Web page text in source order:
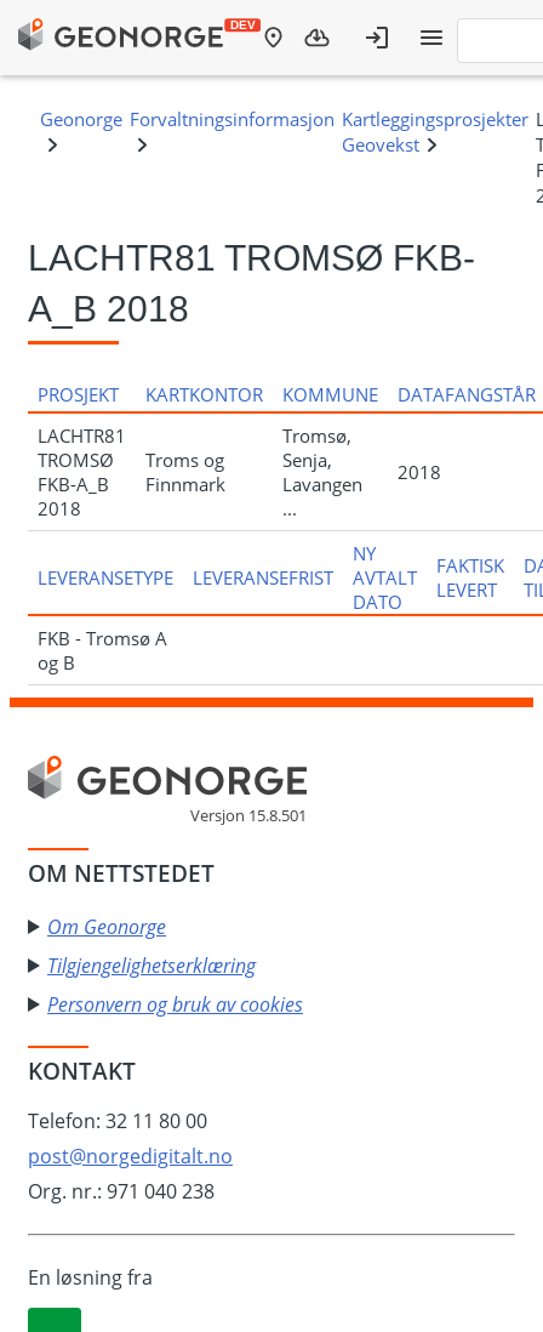
LACHTR81 TROMSØ FKB-
A_B 2018
PROSJEKT KARTKONTOR KOMMUNE
DATAFANGSTÅR
LACHTR81
TROMSØ
FKB-A_B
2018
Troms og
Finnmark
Tromsø,
Senja,
Lavangen
...
2018
LEVERANSETYPE LEVERANSEFRIST
NY
AVTALT
DATO
FAKTISK
LEVERT
FKB - Tromsø A
og B